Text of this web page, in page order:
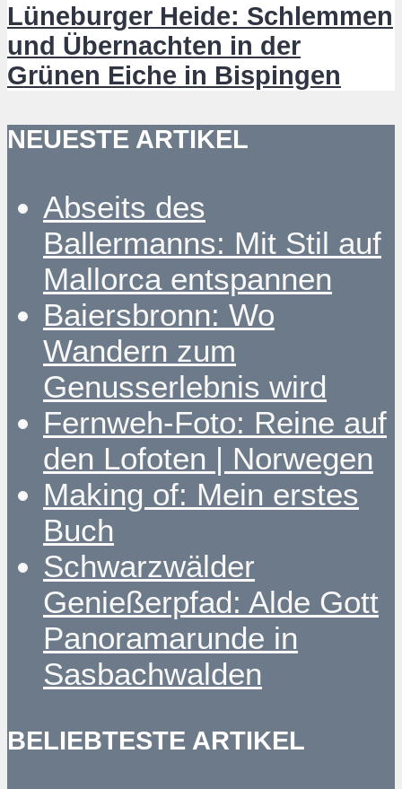
Lüneburger Heide: Schlemmen
und Übernachten in der
Grünen Eiche in Bispingen
NEUESTE ARTIKEL
Abseits des
Ballermanns: Mit Stil auf
Mallorca entspannen
Baiersbronn: Wo
Wandern zum
Genusserlebnis wird
Fernweh-Foto: Reine auf
den Lofoten | Norwegen
Making of: Mein erstes
Buch
Schwarzwälder
Genießerpfad: Alde Gott
Panoramarunde in
Sasbachwalden
BELIEBTESTE ARTIKEL